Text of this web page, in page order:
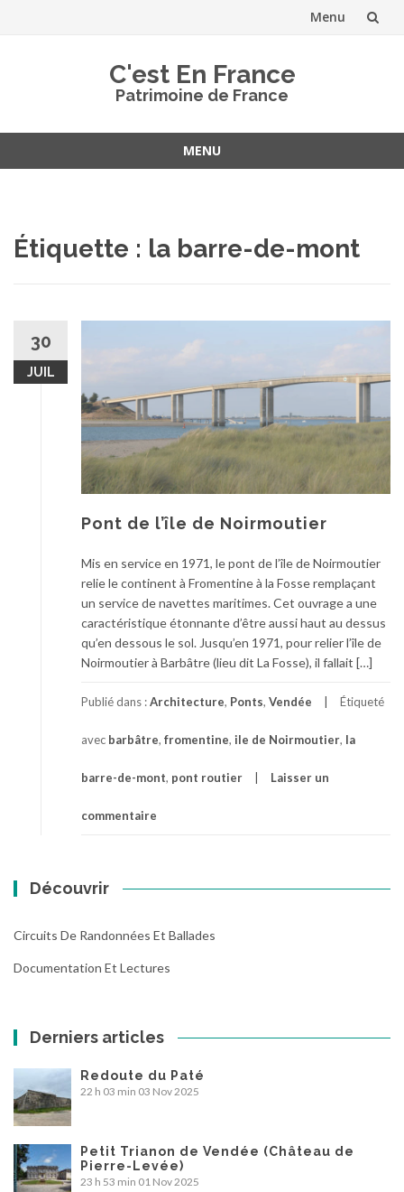
Menu
C'est En France
Patrimoine de France
MENU
Étiquette : la barre-de-mont
30
JUIL
Pont de l’île de Noirmoutier
Mis en service en 1971, le pont de l’île de Noirmoutier
relie le continent à Fromentine à la Fosse remplaçant
un service de navettes maritimes. Cet ouvrage a une
caractéristique étonnante d’être aussi haut au dessus
qu’en dessous le sol. Jusqu’en 1971, pour relier l’île de
Noirmoutier à Barbâtre (lieu dit La Fosse), il fallait […]
Publié dans :Architecture, Ponts, Vendée Étiqueté
avec barbâtre, fromentine, ile de Noirmoutier, la
barre-de-mont, pont routier Laisser un
commentaire
Découvrir
Circuits De Randonnées Et Ballades
Documentation Et Lectures
Derniers articles
Redoute du Paté
22 h 03 min 03 Nov 2025
Petit Trianon de Vendée (Château de
Pierre-Levée)
23 h 53 min 01 Nov 2025